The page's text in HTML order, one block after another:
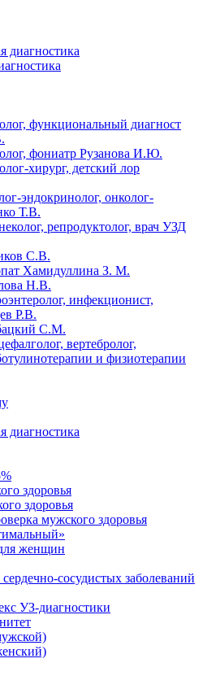
диагностика
функциональный диагност
фониатр Рузанова И.Ю.
хирург, детский лор
эндокринолог, онколог-
Т.В.
репродуктолог, врач УЗД
С.В.
Хамидуллина З. М.
Н.В.
инфекционист,
Р.В.
С.М.
вертебролог,
и физиотерапии
диагностика
здоровья
здоровья
мужского здоровья
женщин
сосудистых заболеваний
УЗ-диагностики